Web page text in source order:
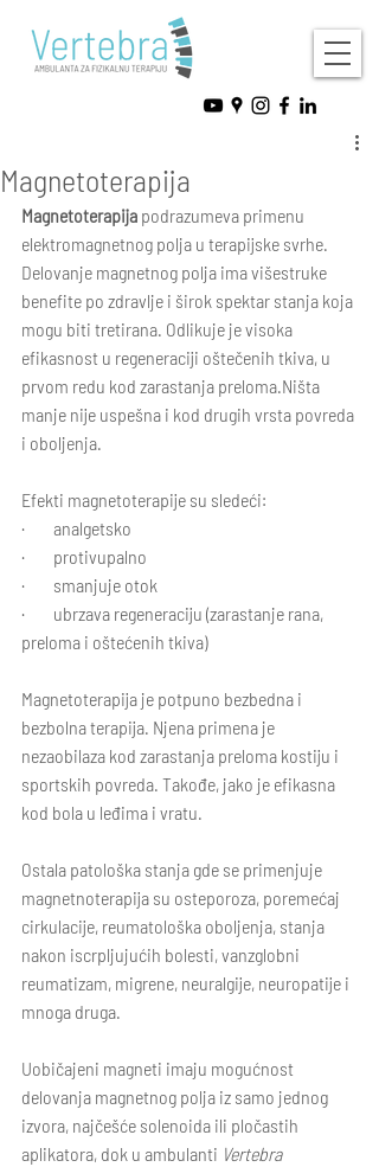
Magnetoterapija
Magnetoterapija podrazumeva primenu
elektromagnetnog polja u terapijske svrhe.
Delovanje magnetnog polja ima višestruke
benefite po zdravlje i širok spektar stanja koja
mogu biti tretirana. Odlikuje je visoka
efikasnost u regeneraciji oštečenih tkiva, u
prvom redu kod zarastanja preloma.Ništa
manje nije uspešna i kod drugih vrsta povreda
i oboljenja.
Efekti magnetoterapije su sledeći:
·        analgetsko
·        protivupalno
·        smanjuje otok
·        ubrzava regeneraciju (zarastanje rana,
preloma i oštećenih tkiva)
Magnetoterapija je potpuno bezbedna i
bezbolna terapija. Njena primena je
nezaobilaza kod zarastanja preloma kostiju i
sportskih povreda. Takođe, jako je efikasna
kod bola u leđima i vratu.
Ostala patološka stanja gde se primenjuje
magnetnoterapija su osteporoza, poremećaj
cirkulacije, reumatološka oboljenja, stanja
nakon iscrpljujućih bolesti, vanzglobni
reumatizam, migrene, neuralgije, neuropatije i
mnoga druga.
Uobičajeni magneti imaju mogućnost
delovanja magnetnog polja iz samo jednog
izvora, najčešće solenoida ili pločastih
aplikatora, dok u ambulanti Vertebra